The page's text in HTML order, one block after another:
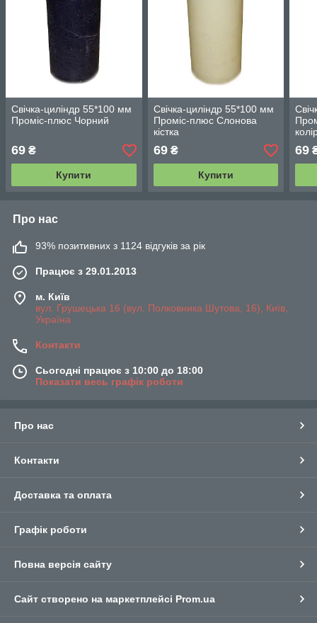
Свічка-циліндр 55*100 мм
Проміс-плюс Чорний
69 ₴
Купити
Свічка-циліндр 55*100 мм
Проміс-плюс Слонова
кістка
69₴
Купити
69
Про нас
93% позитивних з 1124 відгуків за рік
Працює з 29.01.2013
м. Київ
вул. Грушецька 16 (вул. Полковника Шутова, 16), Київ,
Україна
Контакти
Сьогодні працює з 10:00 до 18:00
Показати весь графік роботи
Про нас
Контакти
Доставка та оплата
Графік роботи
Повна версія сайту
Сайт створено на маркетплейсі Prom.ua